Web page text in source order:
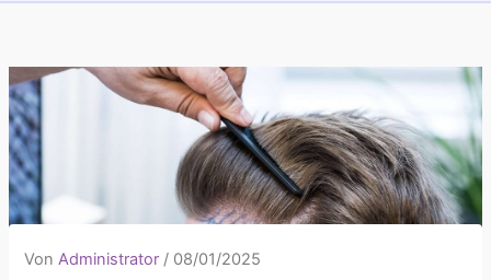
VonAdministrator / 08/01/2025